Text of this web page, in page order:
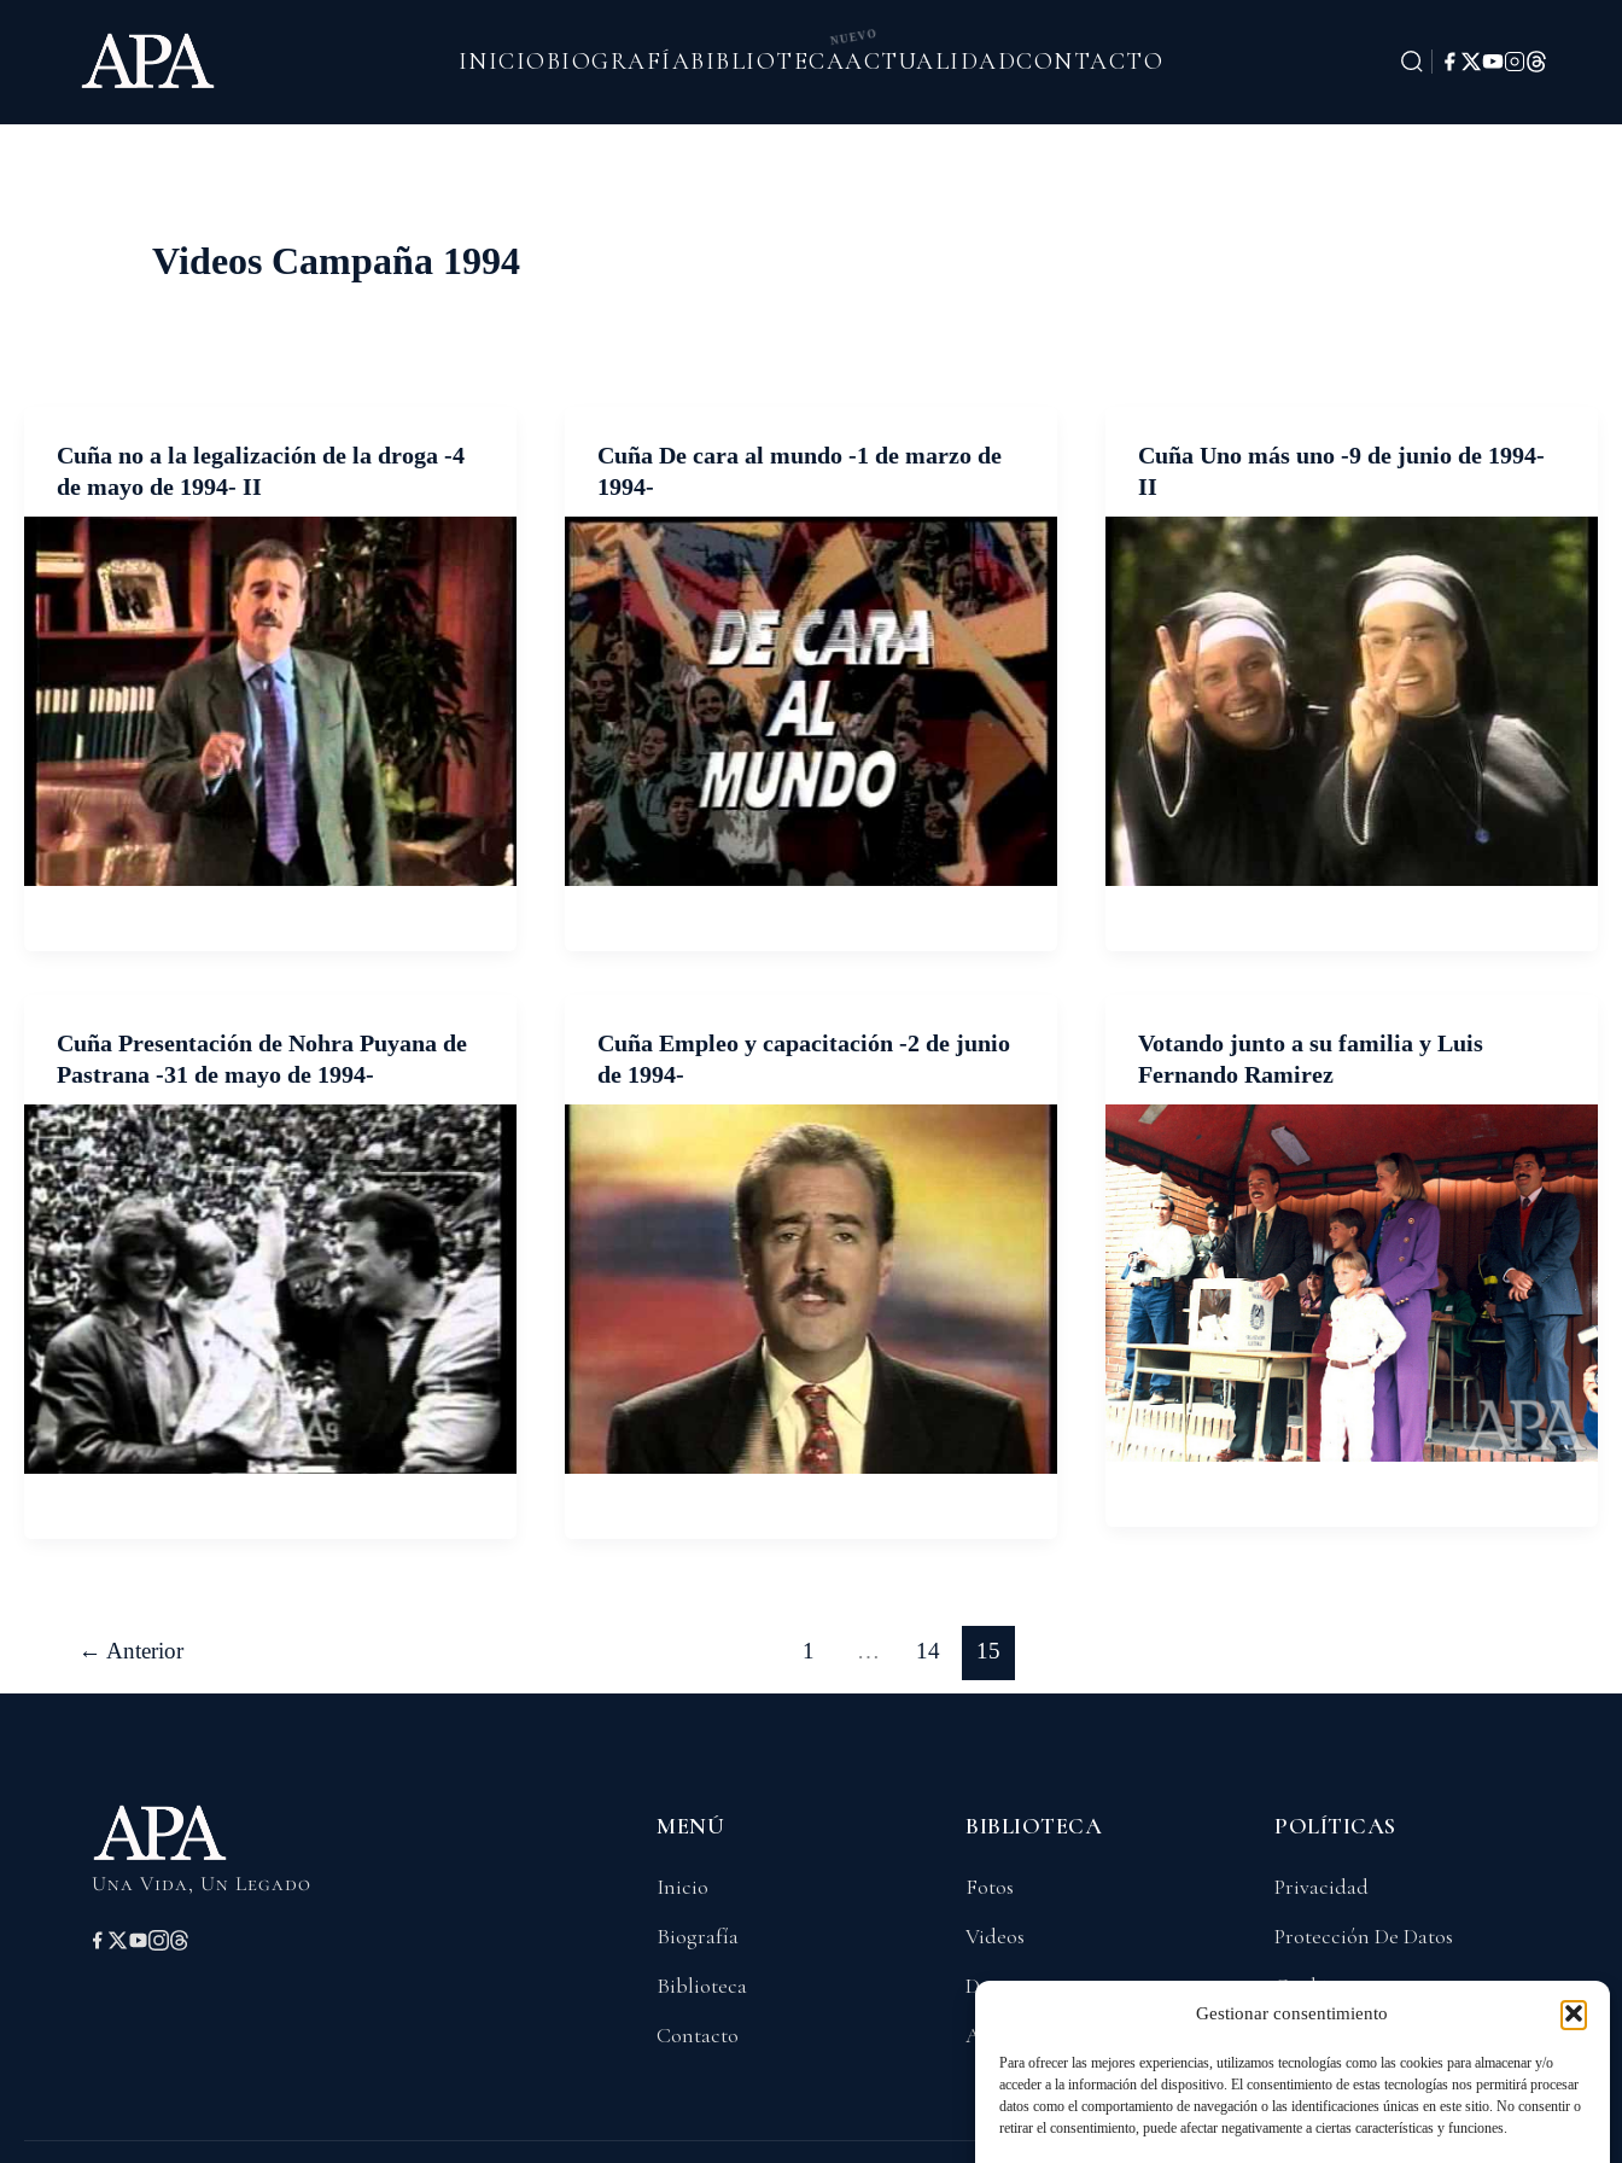
Gestionar consentimiento
Para ofrecer las mejores experiencias, utilizamos tecnologías como las cookies para almacenar y/o
acceder a la información del dispositivo. El consentimiento de estas tecnologías nos permitirá procesar
datos como el comportamiento de navegación o las identificaciones únicas en este sitio. No consentir o
retirar el consentimiento, puede afectar negativamente a ciertas características y funciones.
contenido
INICIOBIOGRAFÍABIBLIOTECA
NUEVO
ACTUALIDADCONTACTO
Videos Campaña 1994
Cuña no a la legalización de la droga -4
de mayo de 1994- II
Cuña De cara al mundo -1 de marzo de
1994-
Cuña Uno más uno -9 de junio de 1994-
II
Cuña Presentación de Nohra Puyana de
Pastrana -31 de mayo de 1994-
Cuña Empleo y capacitación -2 de junio
de 1994-
Votando junto a su familia y Luis
Fernando Ramirez
← Anterior 1 … 14 15
Una Vida, Un Legado
MENÚ
Inicio
Biografía
Biblioteca
Contacto
BIBLIOTECA
Fotos
Videos
Documentos
Audios
POLÍTICAS
Privacidad
Protección De Datos
Cookies